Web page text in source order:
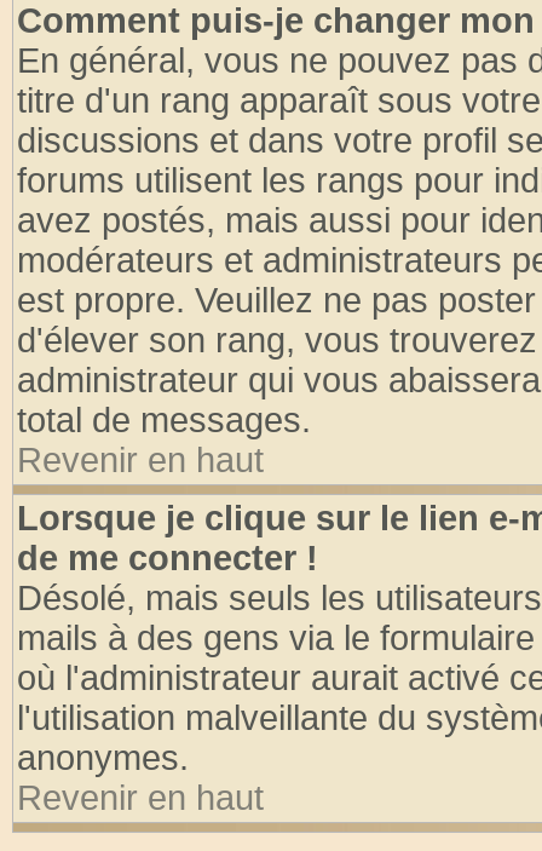
Comment puis-je changer
En général, vous ne pouvez pas
titre d'un rang apparaît sous
discussions et dans votre profil
forums utilisent les rangs pour
avez postés, mais aussi pour
modérateurs et administrateurs
est propre. Veuillez ne pas
d'élever son rang, vous
administrateur qui vous
total de messages.
Revenir en haut
Lorsque je clique sur le lien e-
de me connecter !
Désolé, mais seuls les
mails à des gens via le
où l'administrateur aurait activé
l'utilisation malveillante du
anonymes.
Revenir en haut